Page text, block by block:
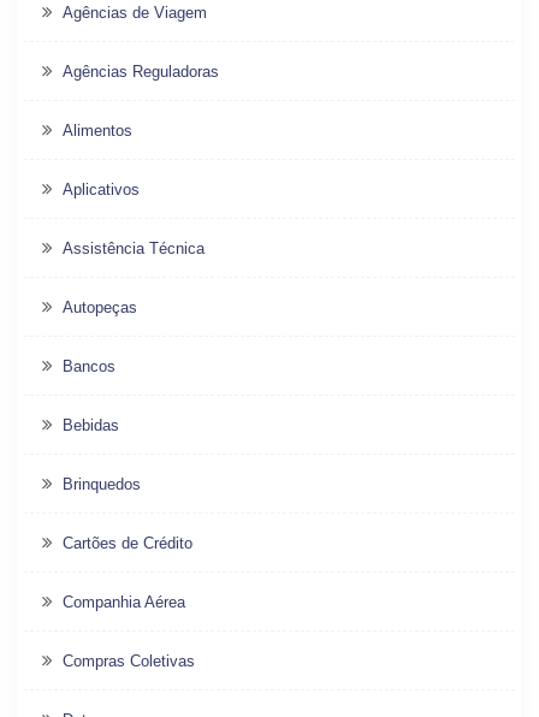
Agências de Viagem
Agências Reguladoras
Alimentos
Aplicativos
Assistência Técnica
Autopeças
Bancos
Bebidas
Brinquedos
Cartões de Crédito
Companhia Aérea
Compras Coletivas